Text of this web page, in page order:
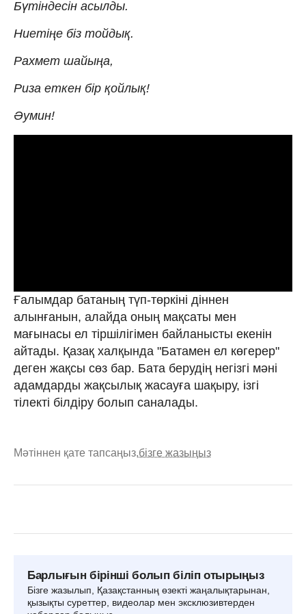
Бүтіндесін асылды.
Ниетіңе біз тойдық.
Рахмет шайыңа,
Риза еткен бір қойлық!
Əумин!
Ғалымдар батаның түп-төркіні діннен
алынғанын, алайда оның мақсаты мен
мағынасы ел тіршілігімен байланысты екенін
айтады. Қазақ халқында "Батамен ел көгерер"
деген жақсы сөз бар. Бата берудің негізгі мәні
адамдарды жақсылық жасауға шақыру, ізгі
тілекті білдіру болып саналады.
Мәтіннен қате тапсаңыз,бізге жазыңыз
Барлығын бірінші болып біліп отырыңыз
Бізге жазылып, Қазақстанның өзекті жаңалықтарынан,
қызықты суреттер, видеолар мен эксклюзивтерден